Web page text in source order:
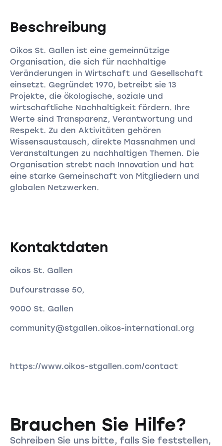
Beschreibung
Oikos St. Gallen ist eine gemeinnützige
Organisation, die sich für nachhaltige
Veränderungen in Wirtschaft und Gesellschaft
einsetzt. Gegründet 1970, betreibt sie 13
Projekte, die ökologische, soziale und
wirtschaftliche Nachhaltigkeit fördern. Ihre
Werte sind Transparenz, Verantwortung und
Respekt. Zu den Aktivitäten gehören
Wissensaustausch, direkte Massnahmen und
Veranstaltungen zu nachhaltigen Themen. Die
Organisation strebt nach Innovation und hat
eine starke Gemeinschaft von Mitgliedern und
globalen Netzwerken.
Kontaktdaten
oikos St. Gallen
Dufourstrasse 50,
9000 St. Gallen
community@stgallen.oikos-international.org
https://www.oikos-stgallen.com/contact
Brauchen Sie Hilfe?
Schreiben Sie uns bitte, falls Sie feststellen,